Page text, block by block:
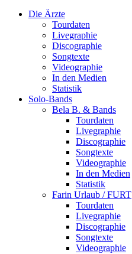
Die Ärzte
Tourdaten
Livegraphie
Discographie
Songtexte
Videographie
In den Medien
Statistik
Solo-Bands
Bela B. & Bands
Tourdaten
Livegraphie
Discographie
Songtexte
Videographie
In den Medien
Statistik
Farin Urlaub / FURT
Tourdaten
Livegraphie
Discographie
Songtexte
Videographie